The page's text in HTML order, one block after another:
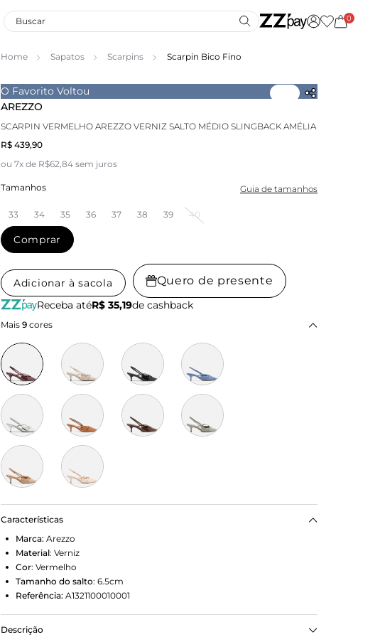
0
Home Sapatos Scarpins Scarpin Bico Fino
O Favorito Voltou
AREZZO
SCARPIN VERMELHO AREZZO VERNIZ SALTO MÉDIO SLINGBACK AMÉLIA
R$ 439,90
ou 7x de R$62,84 sem juros
Tamanhos Guia de tamanhos
33 34 35 36 37 38 39 40
Comprar
Adicionar à sacola Quero de presente
Receba atéR$ 35,19de cashback
Mais 9 cores
Características
Marca: Arezzo
Material: Verniz
Cor: Vermelho
Tamanho do salto: 6.5cm
Referência: A1321100010001
Descrição